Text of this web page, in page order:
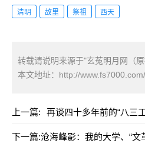
清明 故里 祭祖 西天
转载请说明来源于"玄菟明月网（
本文地址： http://
上一篇: 再谈四十多年前的“八三
下一篇:沧海峰影：我的大学、“文